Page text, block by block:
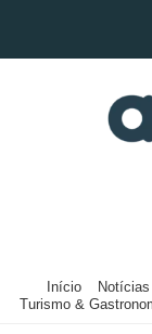
Início Notícias
Turismo &